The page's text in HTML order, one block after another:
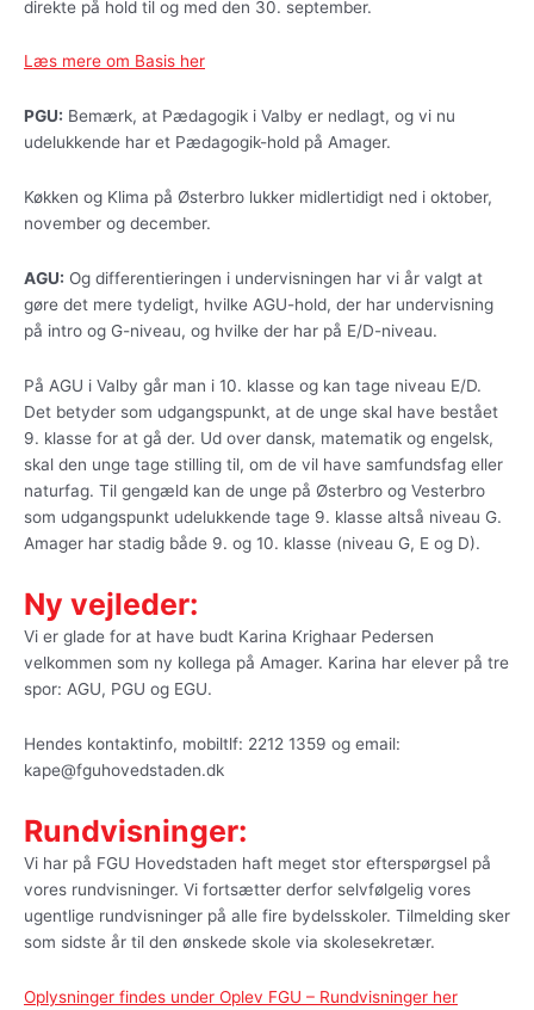
direkte på hold til og med den 30. september.
Læs mere om Basis her
PGU: Bemærk, at Pædagogik i Valby er nedlagt, og vi nu
udelukkende har et Pædagogik-hold på Amager.
Køkken og Klima på Østerbro lukker midlertidigt ned i oktober,
november og december.
AGU: Og differentieringen i undervisningen har vi år valgt at
gøre det mere tydeligt, hvilke AGU-hold, der har undervisning
på intro og G-niveau, og hvilke der har på E/D-niveau.
På AGU i Valby går man i 10. klasse og kan tage niveau E/D.
Det betyder som udgangspunkt, at de unge skal have bestået
9. klasse for at gå der. Ud over dansk, matematik og engelsk,
skal den unge tage stilling til, om de vil have samfundsfag eller
naturfag. Til gengæld kan de unge på Østerbro og Vesterbro
som udgangspunkt udelukkende tage 9. klasse altså niveau G.
Amager har stadig både 9. og 10. klasse (niveau G, E og D).
Ny vejleder:
Vi er glade for at have budt Karina Krighaar Pedersen
velkommen som ny kollega på Amager. Karina har elever på tre
spor: AGU, PGU og EGU.
Hendes kontaktinfo, mobiltlf: 2212 1359 og email:
kape@fguhovedstaden.dk
Rundvisninger:
Vi har på FGU Hovedstaden haft meget stor efterspørgsel på
vores rundvisninger. Vi fortsætter derfor selvfølgelig vores
ugentlige rundvisninger på alle fire bydelsskoler. Tilmelding sker
som sidste år til den ønskede skole via skolesekretær.
Oplysninger findes under Oplev FGU – Rundvisninger her